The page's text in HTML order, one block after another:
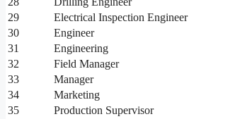
29
Electrical Inspection Engineer
30
Engineer
31
Engineering
32
Field Manager
33
Manager
34
Marketing
35
Production Supervisor